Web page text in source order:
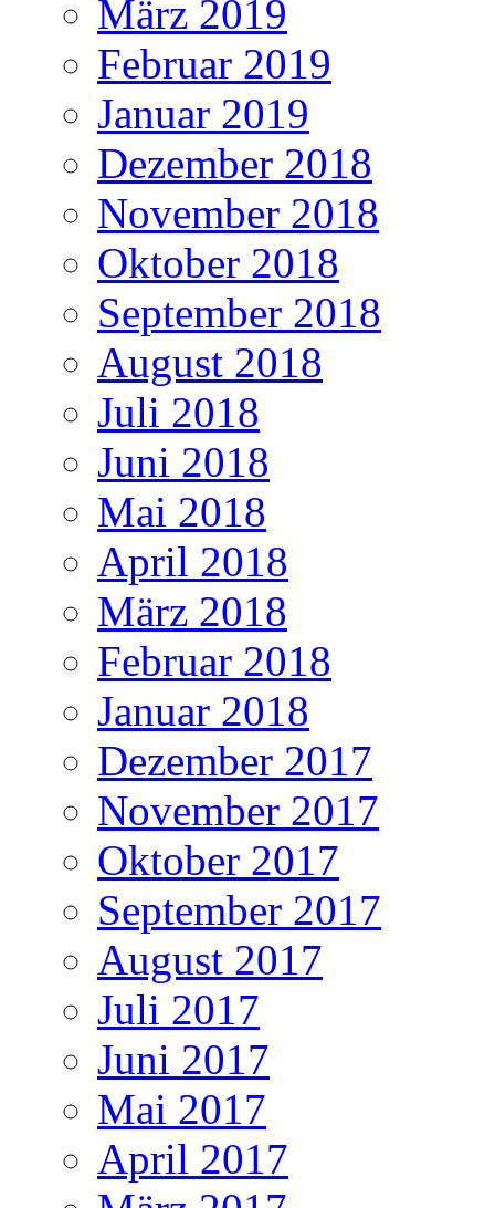
März 2019
Februar 2019
Januar 2019
Dezember 2018
November 2018
Oktober 2018
September 2018
August 2018
Juli 2018
Juni 2018
Mai 2018
April 2018
März 2018
Februar 2018
Januar 2018
Dezember 2017
November 2017
Oktober 2017
September 2017
August 2017
Juli 2017
Juni 2017
Mai 2017
April 2017